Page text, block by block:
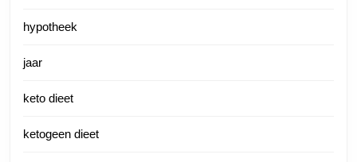
hypotheek
jaar
keto dieet
ketogeen dieet